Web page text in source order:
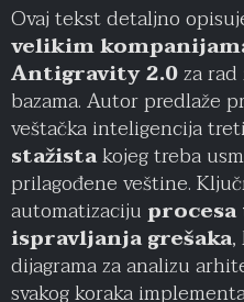
Ovaj tekst detaljno
velikim
Antigravity 2.0za
bazama. Autor predlaže
veštačka inteligencija
stažistakojeg treba
prilagođene veštine.
automatizaciju
ispravljanja grešaka,
dijagrama za analizu
svakog koraka